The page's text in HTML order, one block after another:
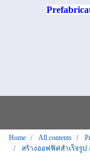
Home All contents
สร้างออฟฟิศสำเร็จรู